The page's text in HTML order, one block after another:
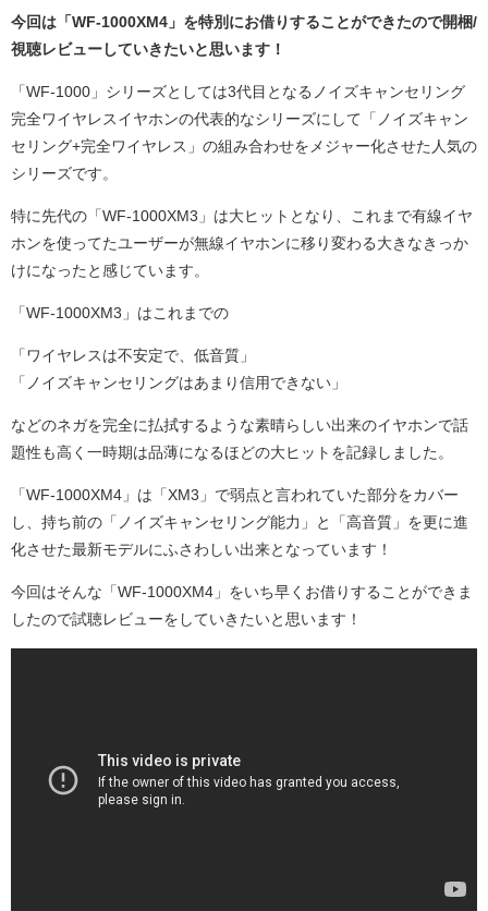
今回は「WF-1000XM4」を特別にお借りすることができたので開梱/
視聴レビューしていきたいと思います！
「WF-1000」シリーズとしては3代目となるノイズキャンセリング
完全ワイヤレスイヤホンの代表的なシリーズにして「ノイズキャン
セリング+完全ワイヤレス」の組み合わせをメジャー化させた人気の
シリーズです。
特に先代の「WF-1000XM3」は大ヒットとなり、これまで有線イヤ
ホンを使ってたユーザーが無線イヤホンに移り変わる大きなきっか
けになったと感じています。
「WF-1000XM3」はこれまでの
「ワイヤレスは不安定で、低音質」
「ノイズキャンセリングはあまり信用できない」
などのネガを完全に払拭するような素晴らしい出来のイヤホンで話
題性も高く一時期は品薄になるほどの大ヒットを記録しました。
「WF-1000XM4」は「XM3」で弱点と言われていた部分をカバー
し、持ち前の「ノイズキャンセリング能力」と「高音質」を更に進
化させた最新モデルにふさわしい出来となっています！
今回はそんな「WF-1000XM4」をいち早くお借りすることができま
したので試聴レビューをしていきたいと思います！